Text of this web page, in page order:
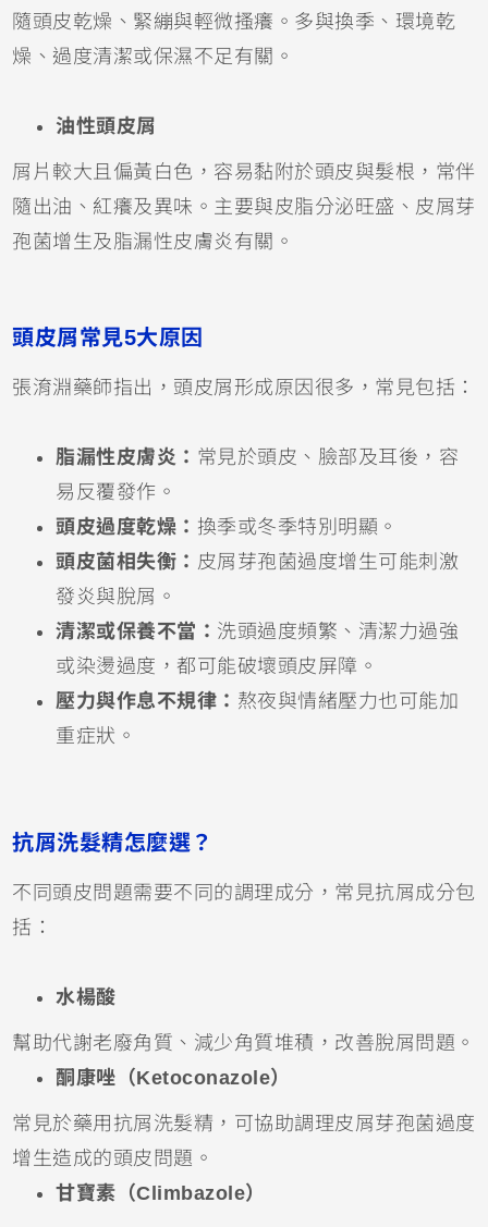
隨頭皮乾燥、緊繃與輕微搔癢。多與換季、環境乾
燥、過度清潔或保濕不足有關。
油性頭皮屑
屑片較大且偏黃白色，容易黏附於頭皮與髮根，常伴
隨出油、紅癢及異味。主要與皮脂分泌旺盛、皮屑芽
孢菌增生及脂漏性皮膚炎有關。
頭皮屑常見5大原因
張淯淵藥師指出，頭皮屑形成原因很多，常見包括：
脂漏性皮膚炎： 常見於頭皮、臉部及耳後，容
易反覆發作。
頭皮過度乾燥： 換季或冬季特別明顯。
頭皮菌相失衡： 皮屑芽孢菌過度增生可能刺激
發炎與脫屑。
清潔或保養不當： 洗頭過度頻繁、清潔力過強
或染燙過度，都可能破壞頭皮屏障。
壓力與作息不規律： 熬夜與情緒壓力也可能加
重症狀。
抗屑洗髮精怎麼選？
不同頭皮問題需要不同的調理成分，常見抗屑成分包
括：
水楊酸
幫助代謝老廢角質、減少角質堆積，改善脫屑問題。
酮康唑（Ketoconazole）
常見於藥用抗屑洗髮精，可協助調理皮屑芽孢菌過度
增生造成的頭皮問題。
甘寶素（Climbazole）